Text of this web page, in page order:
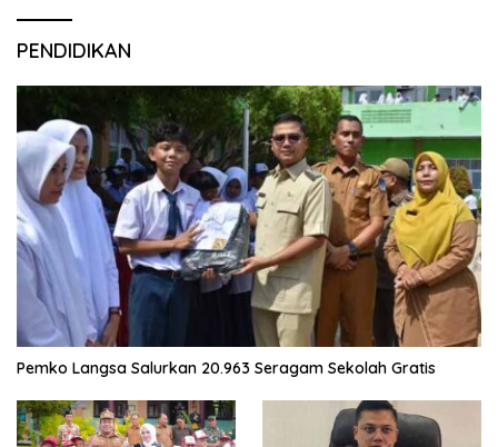
PENDIDIKAN
Pemko Langsa Salurkan 20.963 Seragam Sekolah Gratis